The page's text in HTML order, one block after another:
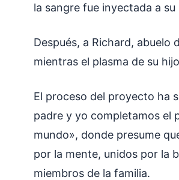
la sangre fue inyectada a su
Después, a Richard,
mientras el plasma de su
El proceso del proyecto ha
padre y yo completamos el
mundo», donde presume
por la mente, unidos por la
miembros de la familia.